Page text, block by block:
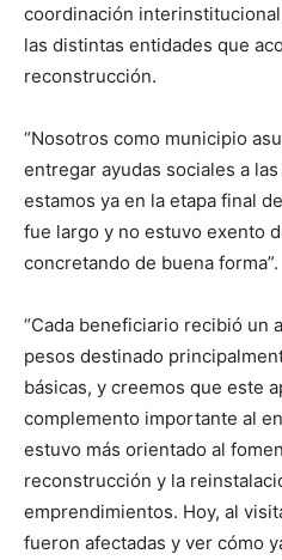
coordinación
las distintas entidades que
reconstrucción.
“Nosotros como municipio
entregar ayudas sociales a
estamos ya en la etapa final
fue largo y no estuvo exento
concretando de buena forma”.
“Cada beneficiario recibió un
pesos destinado
básicas, y creemos que este
complemento importante al
estuvo más orientado al
reconstrucción y la
emprendimientos. Hoy, al
fueron afectadas y ver cómo